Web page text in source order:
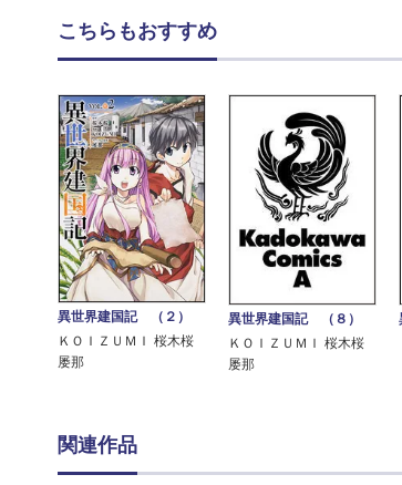
こちらもおすすめ
異世界建国記 （２）
ＫＯＩＺＵＭＩ 桜木桜
屡那
異世界建国記 （８）
ＫＯＩＺＵＭＩ 桜木桜
屡那
関連作品